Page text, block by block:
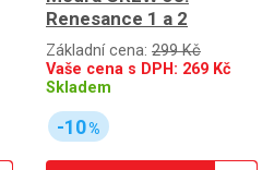
Renesance 1 a 2
Základní cena: 299 Kč
Vaše cena s DPH: 269 Kč
Skladem
-10%